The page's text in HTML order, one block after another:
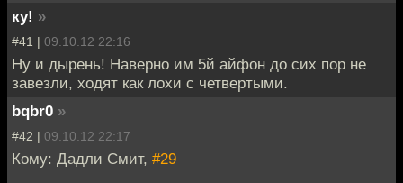
ку! »
#41 | 09.10.12 22:16
Ну и дырень! Наверно им 5й айфон до сих пор не
завезли, ходят как лохи с четвертыми.
bqbr0 »
#42 | 09.10.12 22:17
Кому: Дадли Смит, #29